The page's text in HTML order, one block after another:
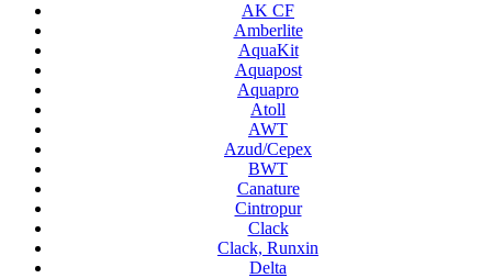
AK CF
Amberlite
AquaKit
Aquapost
Aquapro
Atoll
AWT
Azud/Cepex
BWT
Canature
Cintropur
Clack
Clack, Runxin
Delta